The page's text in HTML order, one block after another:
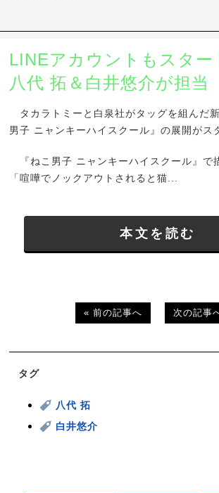
LINEアカウントもスタ
八代 拓＆白井悠介が担当
タカラトミーと白泉社がタッグを組んだ
男子 ニャンキーハイスクール』の展開がス
『ねこ男子 ニャンキーハイスクール』で
「喧嘩でノックアウトされると猫...
本文を読む
« 前の記事へ 次の記事
タグ
八代 拓
白井悠介